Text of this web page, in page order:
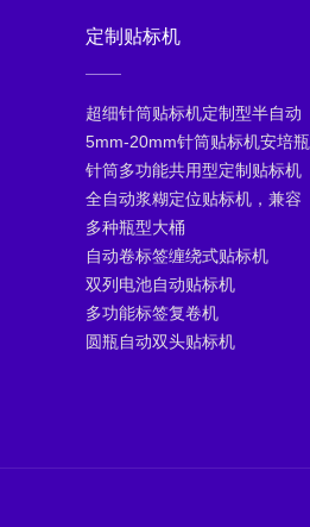
定制贴标机
超细针筒贴标机定制型半自动
5mm-20mm针筒贴标机安培瓶
针筒多功能共用型定制贴标机
全自动浆糊定位贴标机，兼容
多种瓶型大桶
自动卷标签缠绕式贴标机
双列电池自动贴标机
多功能标签复卷机
圆瓶自动双头贴标机